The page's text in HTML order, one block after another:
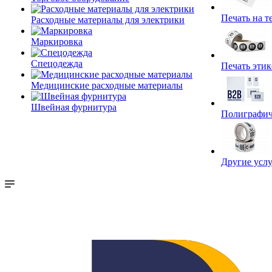
Расходные материалы для электрики
Маркировка
Спецодежда
Медицинские расходные материалы
Швейная фурнитура
Печать на
Печать
Другие